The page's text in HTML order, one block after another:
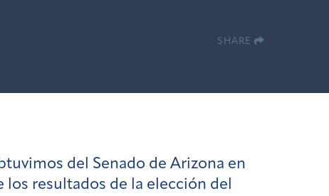
SHARE
del Senado de Arizona en
los resultados de la elección del